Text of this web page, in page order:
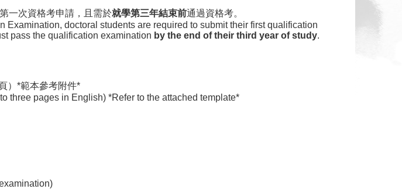
一次資格考申請，且需於就學第三年結束前通過資格考。
doctoral students are required to submit their first qualification
pass the qualification examination by the end of their third year of study.
）*範本參考附件*
three pages in English) *Refer to the attached template*